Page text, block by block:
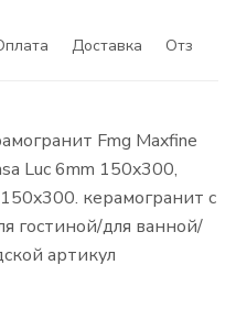
Доставка Отзывы
Fmg Maxfine
Luc 6mm 150x300,
керамогранит с
гостиной/для ванной/
артикул